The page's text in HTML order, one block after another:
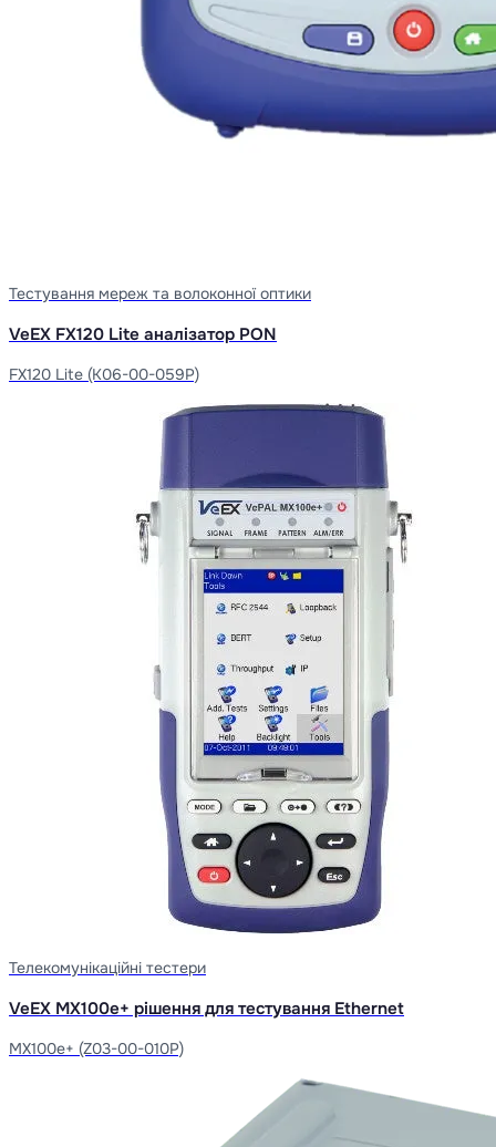
Тестування мереж та волоконної оптики
VeEX FX120 Lite аналізатор PON
FX120 Lite (K06-00-059P)
Телекомунікаційні тестери
VeEX MX100e+ рішення для тестування Ethernet
MX100e+ (Z03-00-010P)